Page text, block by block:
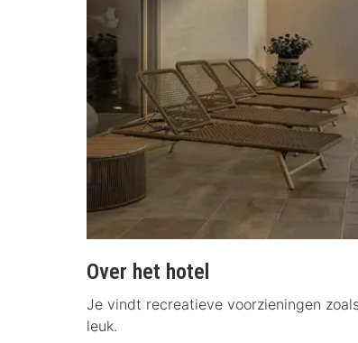
Over het hotel
Je vindt recreatieve voorzieningen
leuk.